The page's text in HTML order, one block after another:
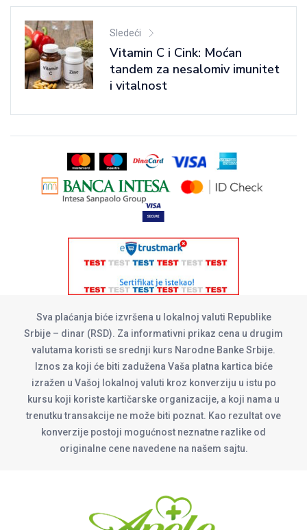
Sledeći
Vitamin C i Cink: Moćan
tandem za nesalomiv imunitet
i vitalnost
Sva plaćanja biće izvršena u lokalnoj valuti Republike
Srbije – dinar (RSD). Za informativni prikaz cena u drugim
valutama koristi se srednji kurs Narodne Banke Srbije.
Iznos za koji će biti zadužena Vaša platna kartica biće
izražen u Vašoj lokalnoj valuti kroz konverziju u istu po
kursu koji koriste kartičarske organizacije, a koji nama u
trenutku transakcije ne može biti poznat. Kao rezultat ove
konverzije postoji mogućnost neznatne razlike od
originalne cene navedene na našem sajtu.